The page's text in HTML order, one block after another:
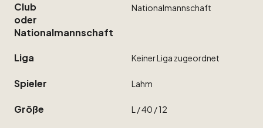
Club
oder
Nationalmannschaft
Nationalmannschaft
Liga KeinerLiga zugeordnet
Spieler Lahm
Größe L ​/​40 ​/​12